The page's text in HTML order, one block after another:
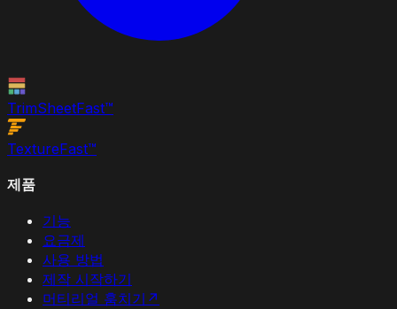
TrimSheetFast™
TextureFast™
제품
기능
요금제
사용 방법
제작 시작하기
머티리얼 훔치기 ↗